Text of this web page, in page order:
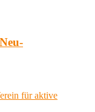
für aktive